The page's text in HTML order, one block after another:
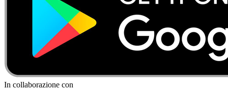
In collaborazione con